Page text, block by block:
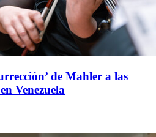
de Mahler a las
Venezuela